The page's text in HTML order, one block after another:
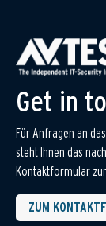
Get in
Für Anfragen an
steht Ihnen das
Kontaktformular
ZUM